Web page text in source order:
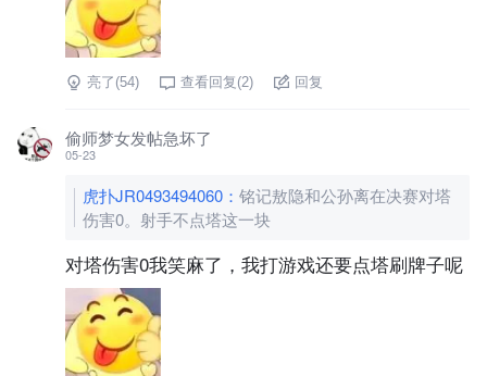
亮了(54) 查看回复(2) 回复
偷师梦女发帖急坏了
05-23
虎扑JR0493494060 ： 铭记敖隐和公孙离在决赛对塔
伤害0。射手不点塔这一块
对塔伤害0我笑麻了，我打游戏还要点塔刷牌子呢